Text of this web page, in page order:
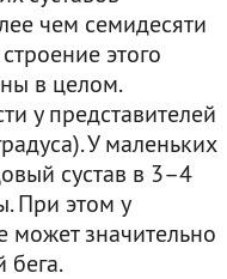
чем семидесяти
этого
в целом.
у представителей
У маленьких
сустав в 3–4
При этом у
может значительно
бега.